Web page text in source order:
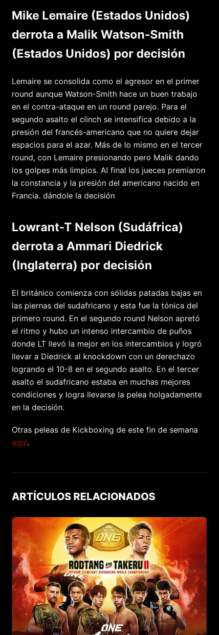
Mike Lemaire (Estados Unidos)
derrota a Malik Watson-Smith
(Estados Unidos) por decisión
Lemaire se consolida como el agresor en el primer
round aunque Watson-Smith hace un buen trabajo
en el contra-ataque en un round parejo. Para el
segundo asalto el clinch se intensifica debido a la
presión del francés-americano que no quiere dejar
espacios para el azar. Más de lo mismo en el tercer
round, con Lemaire presionando pero Malik dando
los golpes más limpios. Al final los jueces premiaron
la constancia y la presión del americano nacido en
Francia. dándole la decisión
Lowrant-T Nelson (Sudáfrica)
derrota a Ammari Diedrick
(Inglaterra) por decisión
El británico comienza con sólidas patadas bajas en
las piernas del sudafricano y esta fue la tónica del
primero round. En el segundo round Nelson apretó
el ritmo y hubo un intenso intercambio de puños
donde LT llevó la mejor en los intercambios y logró
llevar a Diedrick al knockdown con un derechazo
logrando el 10-8 en el segundo asalto. En el tercer
asalto el sudafricano estaba en muchas mejores
condiciones y logra llevarse la pelea holgadamente
en la decisión.
Otras peleas de Kickboxing de este fin de semana
aquí.
ARTÍCULOS RELACIONADOS